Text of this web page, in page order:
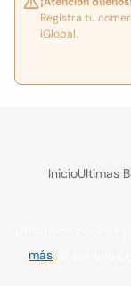
Registra tu
iGlobal.
InicioUltimas
más . Si